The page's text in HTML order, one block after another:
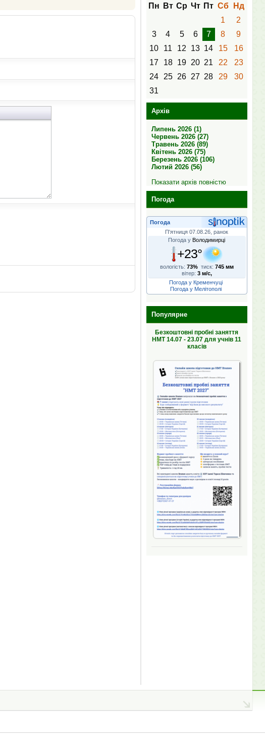
Пн
Вт Ср Чт Пт Сб
Нд
1
2
3
4 5 6 7 8
9
10
11 12 13 14 15
16
17
18 19 20 21 22
23
24
25 26 27 28 29
30
31
Архів
Липень 2026 (1)
Червень 2026 (27)
Травень 2026 (89)
Квітень 2026 (75)
Березень 2026 (106)
Лютий 2026 (56)
Показати архів повністю
Погода
Погода
П'ятниця 07.08.26, ранок
Погода у Володимирці
+23°
вологість: 73% тиск: 745 мм
вітер: 3 м/с,
Погода у Кременчуці
Погода у Мелітополі
Популярне
Безкоштовні пробні заняття
НМТ 14.07 - 23.07 для учнів 11
класів